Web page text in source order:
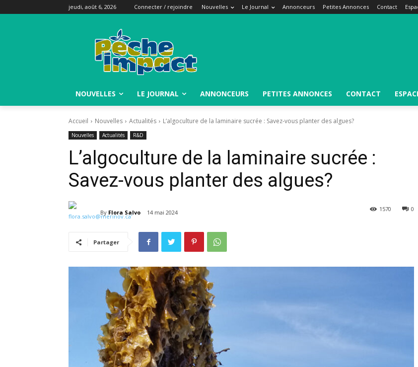
jeudi, août 6, 2026 Connecter / rejoindre Nouvelles Le Journal Annonceurs Petites Annonces Contact
NOUVELLES LE JOURNAL ANNONCEURS PETITES ANNONCES CONTACT
Accueil Nouvelles Actualités L’algoculture de la laminaire sucrée : Savez-vous planter des algues?
Nouvelles Actualités R&D
L’algoculture de la laminaire sucrée :
Savez-vous planter des algues?
By Flora Salvo 14 mai 2024 0
1570
Partager